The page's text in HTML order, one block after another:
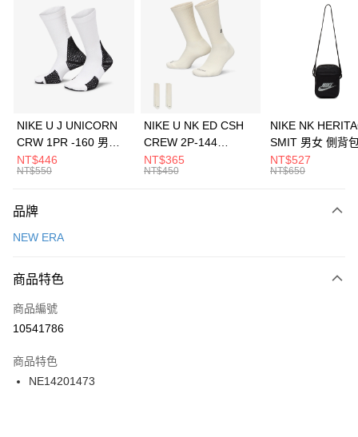
3 期 0 利率 每期 21家銀行
合作金庫商業銀行
第一商業銀行
華南商業銀行
彰化商業銀行
上海商業儲蓄銀行
元大商業銀行
台灣樂天信用卡公司
Apple Pay
全盈+PAY
AFTEE先享後付
【關於「AFTEE先享後付」】
便利好安心！
３．安心：先確認商品／服務後，再付款。
【「AFTEE先享後付」結帳流程】
１．於結帳方式選擇「AFTEE先享後付」後，將跳轉至「AFTEE先享後付」
２．訂單成立數日內，您將收到繳費通知簡訊。
３．收到繳費通知簡訊後14天內，點擊此簡訊中的連結，可透過四大超商／
ATM／網路銀行／等多元方式進行付款，方視為交易完成。
運送方式
每筆NT$100，滿NT$1,500(含以上)免運費
宅配
每筆NT$100，滿NT$1,500(含以上)免運費
付款後門市自取
每筆NT$100，滿NT$1,500(含以上)免運費
NIKE U J UNICORN
CRW 1PR -160 男女
中統襪 FZ3393100
NT$446
NT$550
NIKE U NK ED CSH
CREW 2P-144
EMBRDY 男女 短統襪
FZ3073133
NT$365
NT$450
NIKE NK
SMIT 男女 側背
BA5871010
NT$527
NT$650
品牌
NEW ERA
商品特色
商品編號
10541786
商品特色
NE14201473